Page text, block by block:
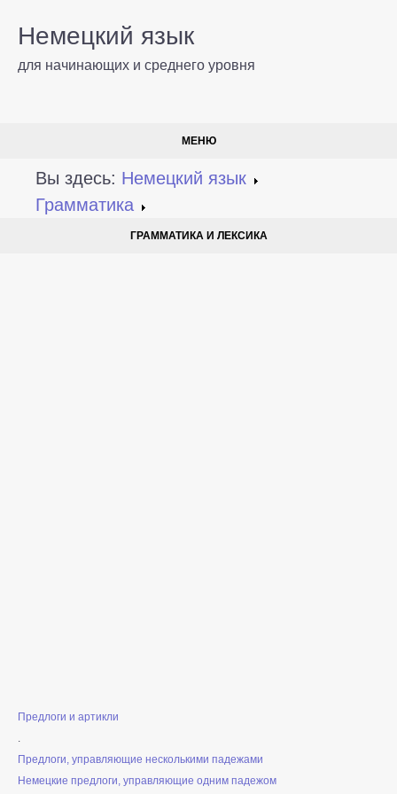
Немецкий язык
для начинающих и среднего уровня
МЕНЮ
Вы здесь: Немецкий язык
Грамматика
ГРАММАТИКА И ЛЕКСИКА
Предлоги и артикли
.
Предлоги, управляющие несколькими падежами
Немецкие предлоги, управляющие одним падежом